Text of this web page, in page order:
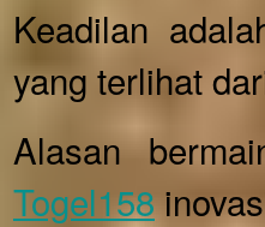
Keadilan
yang terlihat
Alasan
Togel158